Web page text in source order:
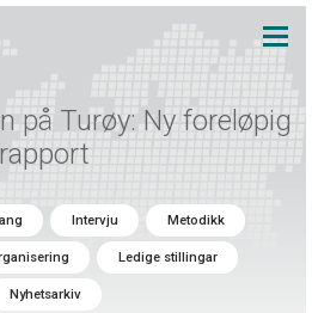
på Turøy: Ny foreløpig
rapport
Intervju Metodikk
Ledige stillingar
Nyhetsarkiv